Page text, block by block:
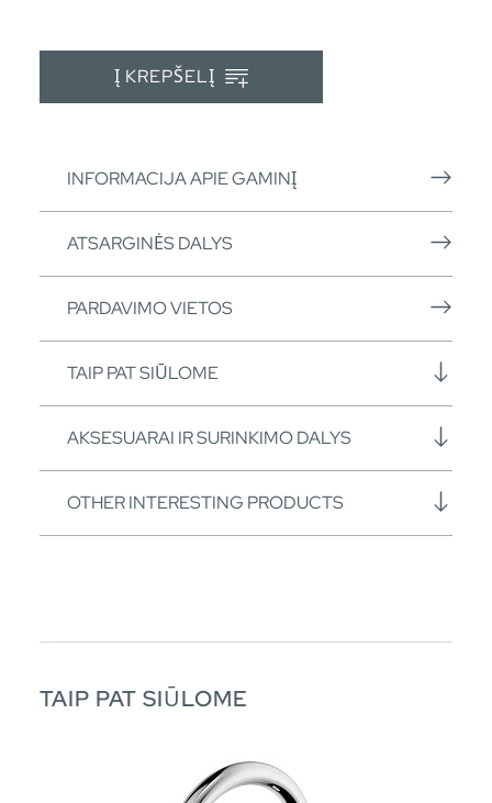
Į KREPŠELĮ
INFORMACIJA APIE GAMINĮ
ATSARGINĖS DALYS
PARDAVIMO VIETOS
TAIP PAT SIŪLOME
AKSESUARAI IR SURINKIMO DALYS
OTHER INTERESTING PRODUCTS
TAIP PAT SIŪLOME